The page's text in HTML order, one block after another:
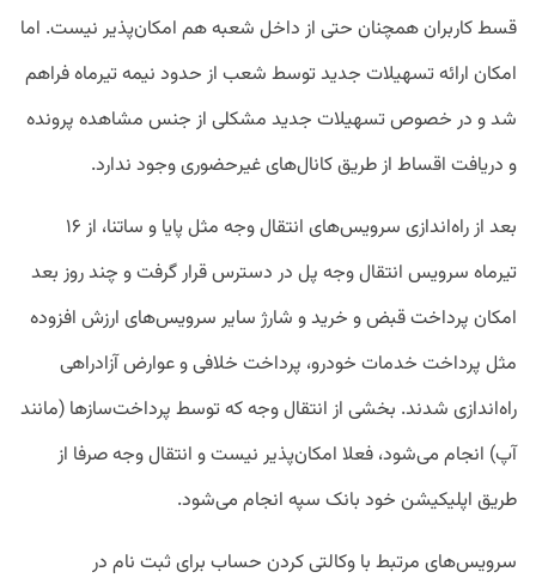
قسط کاربران همچنان حتی از داخل شعبه هم امکان‌پذیر نیست. اما
امکان ارائه تسهیلات جدید توسط شعب از حدود نیمه تیرماه فراهم
شد و در خصوص تسهیلات جدید مشکلی از جنس مشاهده پرونده
و دریافت اقساط از طریق کانال‌های غیرحضوری وجود ندارد.
بعد از راه‌اندازی سرویس‌های انتقال وجه مثل پایا و ساتنا، از ۱۶
تیرماه سرویس انتقال وجه پل در دسترس قرار گرفت و چند روز بعد
امکان پرداخت قبض و خرید و شارژ سایر سرویس‌های ارزش افزوده
مثل پرداخت خدمات خودرو، پرداخت خلافی و عوارض آزادراهی
راه‌اندازی شدند. بخشی از انتقال وجه که توسط پرداخت‌سازها (مانند
آپ) انجام می‌شود، فعلا امکان‌پذیر نیست و انتقال وجه صرفا از
طریق اپلیکیشن خود بانک سپه انجام می‌شود.
سرویس‌های مرتبط با وکالتی کردن حساب برای ثبت نام در